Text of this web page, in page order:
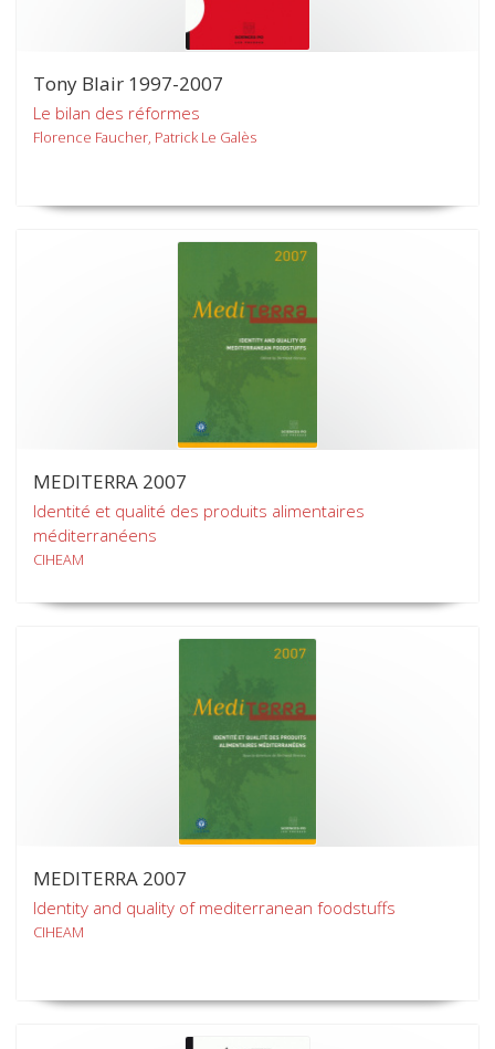
Tony Blair 1997-2007
Le bilan des réformes
Florence Faucher, Patrick Le Galès
MEDITERRA 2007
Identité et qualité des produits alimentaires
méditerranéens
CIHEAM
MEDITERRA 2007
Identity and quality of mediterranean foodstuffs
CIHEAM